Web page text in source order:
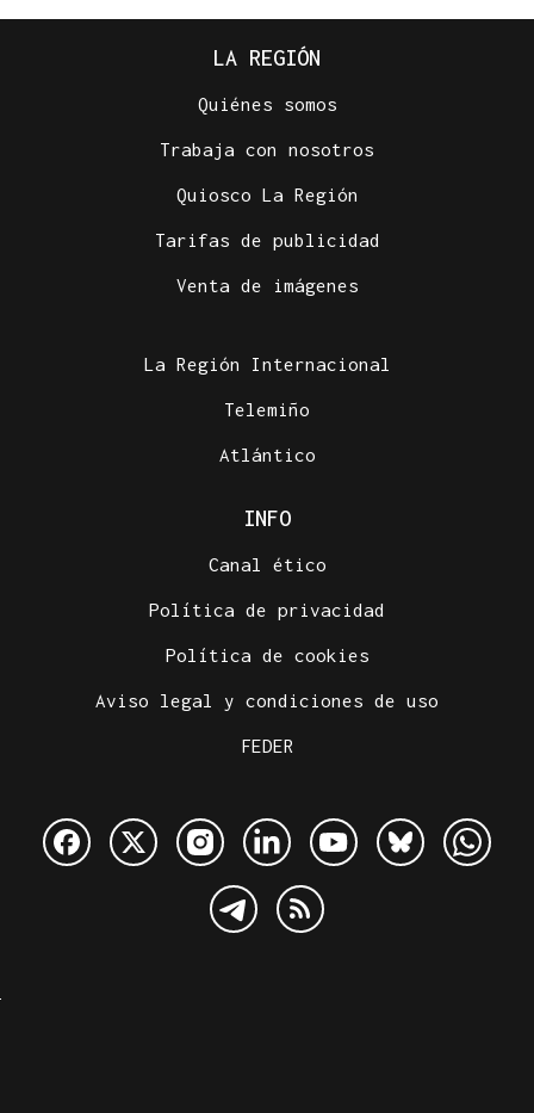
LA REGIÓN
Quiénes somos
Trabaja con nosotros
Quiosco La Región
Tarifas de publicidad
Venta de imágenes
La Región Internacional
Telemiño
Atlántico
INFO
Canal ético
Política de privacidad
Política de cookies
Aviso legal y condiciones de uso
FEDER